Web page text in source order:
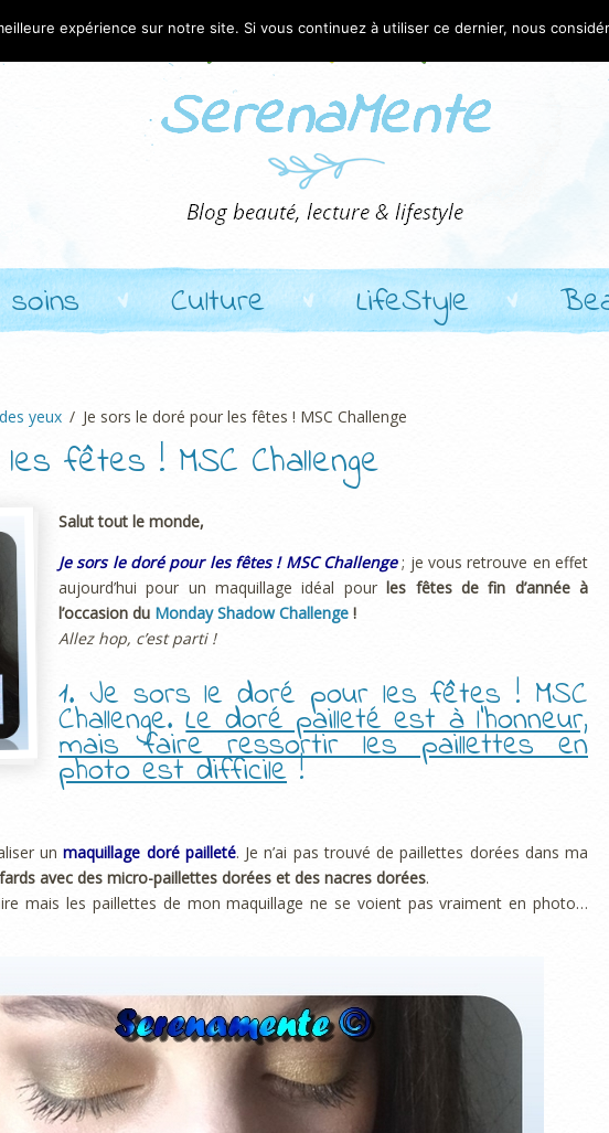
soins Culture LifeStyle
yeux Je sors le doré pour les fêtes ! MSC Challenge
fêtes ! MSC Challenge
Salut tout le monde,
Je sors le doré pour les fêtes ! MSC Challenge; je vous retrouve en effet
aujourd’hui pour un maquillage idéal pourles fêtes de fin d’année à
l’occasion du Monday Shadow Challenge !
Allez hop, c’est parti !
1. Je sors le doré pour les fêtes ! MSC
Challenge.Le doré pailleté est à l’honneur,
mais faire ressortir les paillettes en
photo est difficile!
unmaquillage doré pailleté. Je n’ai pas trouvé de paillettes dorées dans ma
fards avec des micro-paillettes dorées et des nacres dorées.
mais les paillettes de mon maquillage ne se voient pas vraiment en photo…
expérience sur notre site. Si vous continuez à utiliser ce dernier, nous